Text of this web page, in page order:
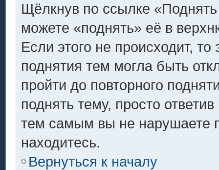
Щёлкнув по ссылке
можете «поднять» её в
Если этого не происходит, то
поднятия тем могла быть
пройти до повторного
поднять тему, просто
тем самым вы не нарушаете
находитесь.
Вернуться к началу